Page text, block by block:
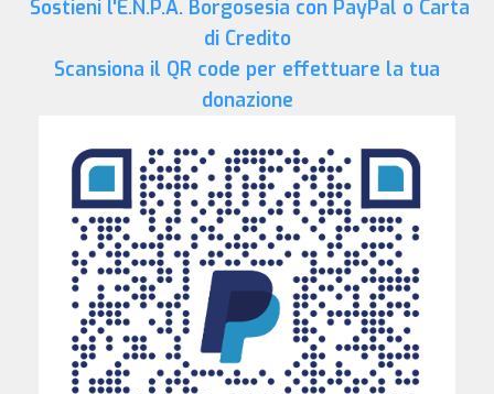
Sostieni l'E.N.P.A. Borgosesia con PayPal o Carta
di Credito
Scansiona il QR code per effettuare la tua
donazione